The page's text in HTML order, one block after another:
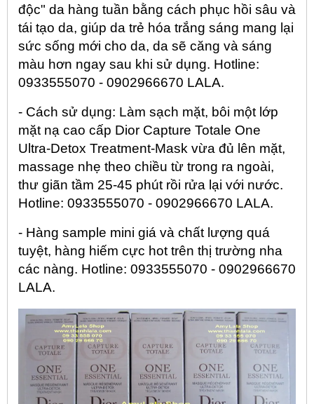
độc" da hàng tuần bằng cách phục hồi sâu và
tái tạo da, giúp da trẻ hóa trắng sáng mang lại
sức sống mới cho da, da sẽ căng và sáng
màu hơn ngay sau khi sử dụng. Hotline:
0933555070 - 0902966670 LALA.
- Cách sử dụng: Làm sạch mặt, bôi một lớp
mặt nạ cao cấp Dior Capture Totale One
Ultra-Detox Treatment-Mask vừa đủ lên mặt,
massage nhẹ theo chiều từ trong ra ngoài,
thư giãn tầm 25-45 phút rồi rửa lại với nước.
Hotline: 0933555070 - 0902966670 LALA.
- Hàng sample mini giá và chất lượng quá
tuyệt, hàng hiếm cực hot trên thị trường nha
các nàng. Hotline: 0933555070 - 0902966670
LALA.